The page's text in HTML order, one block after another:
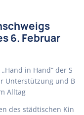
6. Februar
in Hand“ der S
Unterstützung und B
Alltag
des städtischen Kin